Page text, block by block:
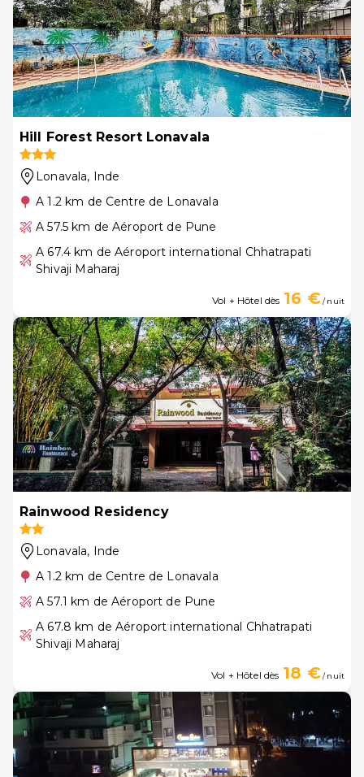
Hill Forest Resort Lonavala
Lonavala, Inde
A 1.2 km de Centre de Lonavala
A 57.5 km de Aéroport de Pune
A 67.4 km de Aéroport international Chhatrapati
Shivaji Maharaj
Vol + Hôtel dès 16 €/ nuit
Rainwood Residency
Lonavala, Inde
A 1.2 km de Centre de Lonavala
A 57.1 km de Aéroport de Pune
A 67.8 km de Aéroport international Chhatrapati
Shivaji Maharaj
Vol + Hôtel dès 18 €/ nuit